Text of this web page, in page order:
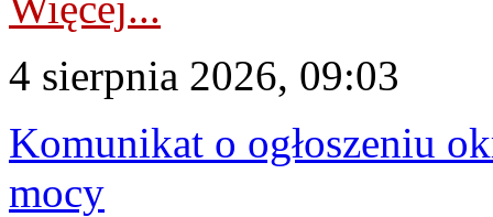
4 sierpnia 2026, 09:03
Komunikat o ogłoszeniu
mocy